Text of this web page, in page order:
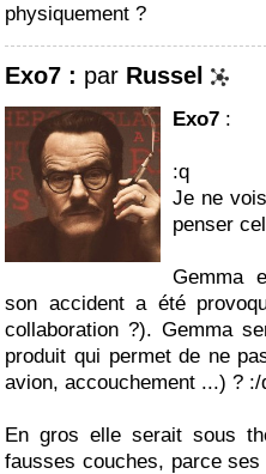
physiquement ?
Exo7 : par Russel
Exo7 :
:q
Je ne
penser
Gemma
son accident a été
collaboration ?). Gemma
produit qui permet de ne
avion, accouchement ...) ? :/
En gros elle serait sous
fausses couches, parce